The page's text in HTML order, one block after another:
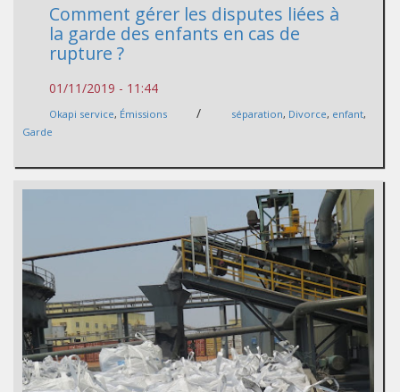
Comment gérer les disputes liées à
la garde des enfants en cas de
rupture ?
01/11/2019 - 11:44
Okapi service, Émissions / séparation, Divorce, enfant,
Garde